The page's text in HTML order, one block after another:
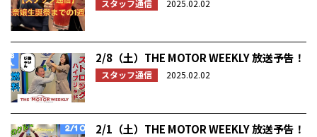
スタッフ通信 2025.02.02
2/8（土）THE MOTOR WEEKLY 放送予告！
スタッフ通信 2025.02.02
2/1（土）THE MOTOR WEEKLY 放送予告！